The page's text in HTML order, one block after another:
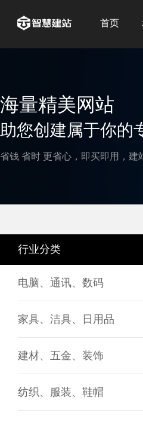
首页
海量精美网站
助您创建属于你的
省钱 省时 更省心，即买即用，建
行业分类
电脑、通讯、数码
家具、洁具、日用品
建材、五金、装饰
纺织、服装、鞋帽